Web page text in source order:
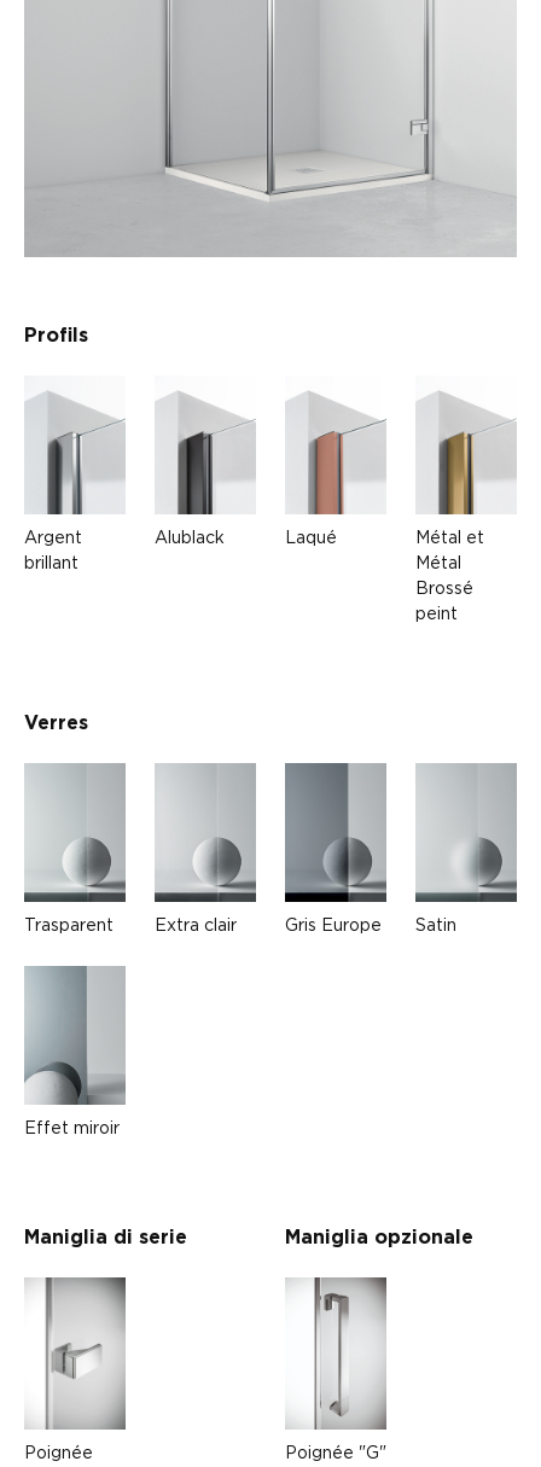
Profils
Argent
brillant
Alublack Laqué
Métal et
Métal
Brossé
peint
Verres
Trasparent Extra clair Gris Europe Satin
Effet miroir
Maniglia di serie
Poignée
Maniglia opzionale
Poignée "G"